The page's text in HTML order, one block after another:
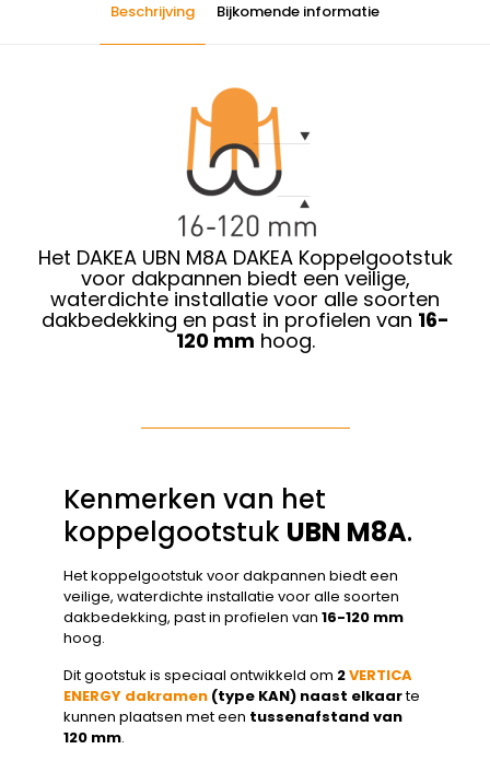
Beschrijving Bijkomende informatie
Het DAKEA UBN M8A DAKEA Koppelgootstuk
voor dakpannen biedt een veilige,
waterdichte installatie voor alle soorten
dakbedekking en past in profielen van 16-
120 mm hoog.
Kenmerken van het
koppelgootstuk UBN M8A.
Het koppelgootstuk voor dakpannen biedt een
veilige, waterdichte installatie voor alle soorten
dakbedekking, past in profielen van 16-120 mm
hoog.
Dit gootstuk is speciaal ontwikkeld om 2VERTICA
ENERGY dakramen (type KAN) naast elkaarte
kunnen plaatsen met een tussenafstand van
120 mm.